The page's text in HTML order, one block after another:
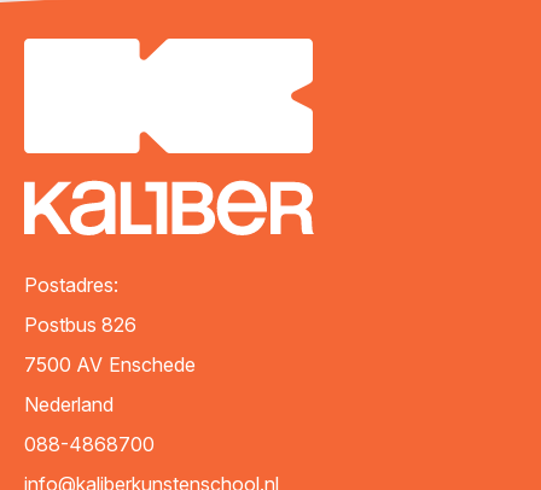
Postadres:
Postbus 826
7500 AV Enschede
Nederland
088-4868700
info@kaliberkunstenschool.nl